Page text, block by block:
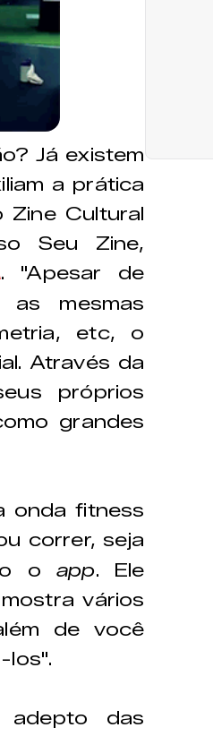
Já existem
a prática
Zine Cultural
Seu Zine,
. "Apesar de
as mesmas
etc, o
Através da
próprios
grandes
onda fitness
correr, seja
oapp. Ele
vários
de você
los".
das